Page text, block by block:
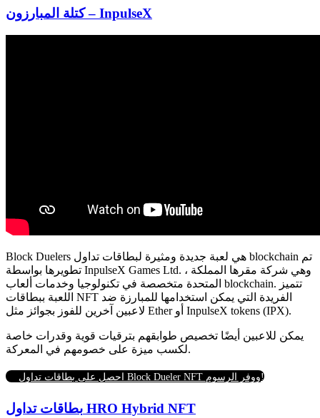
كتلة المبارزون – InpulseX
Block Duelers هي لعبة جديدة ومثيرة لبطاقات تداول blockchain تم
تطويرها بواسطة InpulseX Games Ltd. ، وهي شركة مقرها المملكة
المتحدة متخصصة في تكنولوجيا وخدمات ألعاب blockchain. تتميز
اللعبة ببطاقات NFT الفريدة التي يمكن استخدامها للمبارزة ضد
لاعبين آخرين للفوز بجوائز مثل Ether أو InpulseX tokens (IPX).
يمكن للاعبين أيضًا تخصيص طوابقهم بترقيات قوية وقدرات خاصة
لكسب ميزة على خصومهم في المعركة.
احصل على بطاقات تداول Block Dueler NFT ووفر الرسوم!
بطاقات تداول HRO Hybrid NFT